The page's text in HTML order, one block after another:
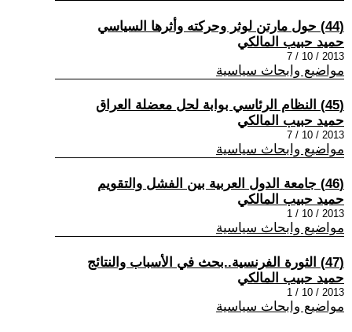
(44) حول مارتن لوثر وحركته وأثرها السياسي
حميد حبيب المالكي
2013 / 10 / 7
مواضيع وابحاث سياسية
(45) النظام الرئاسي بوابة لحل معضلة العراق
حميد حبيب المالكي
2013 / 10 / 7
مواضيع وابحاث سياسية
(46) جامعة الدول العربية بين الفشل والتقويم
حميد حبيب المالكي
2013 / 10 / 1
مواضيع وابحاث سياسية
(47) الثورة الفرنسية..بحث في الأسباب والنتائج
حميد حبيب المالكي
2013 / 10 / 1
مواضيع وابحاث سياسية